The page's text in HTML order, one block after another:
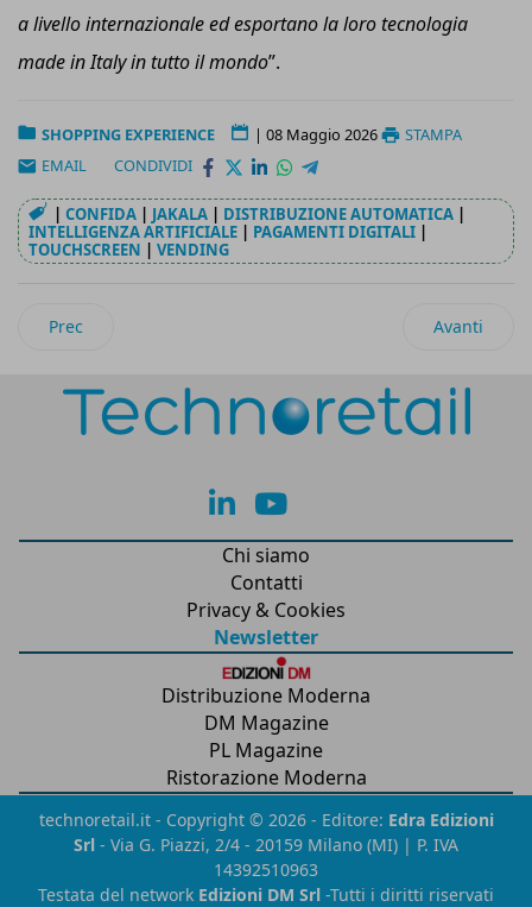
a livello internazionale ed esportano la loro tecnologia
made in Italy in tutto il mondo”.
SHOPPING EXPERIENCE | 08 Maggio 2026
STAMPA
EMAIL
CONDIVIDI
| CONFIDA | JAKALA | DISTRIBUZIONE AUTOMATICA |
INTELLIGENZA ARTIFICIALE | PAGAMENTI DIGITALI |
TOUCHSCREEN | VENDING
Articolo precedente: Spesalyze, l’app che automatizza il
Prec Articolo
Avanti
lk yt
Chi siamo
Contatti
Privacy & Cookies
Newsletter
Distribuzione Moderna
DM Magazine
PL Magazine
Ristorazione Moderna
technoretail.it - Copyright © 2026 - Editore: Edra Edizioni
Srl - Via G. Piazzi, 2/4 - 20159 Milano (MI) | P. IVA
14392510963
Testata del network Edizioni DM Srl -Tutti i diritti riservati